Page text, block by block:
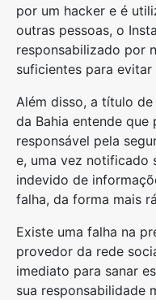
por um hacker e é
outras pessoas, o
responsabilizado por
suficientes para
Além disso, a título
da Bahia entende
responsável pela
e, uma vez notificado
indevido de
falha, da forma mais
Existe uma falha na
provedor da rede
imediato para sanar
sua responsabilidade